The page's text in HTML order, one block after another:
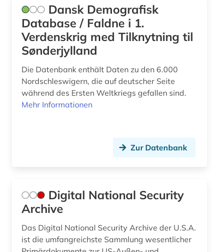
nordschleswig (1)
nürnberger prozess (1)
ornithologie (1)
philosophie (2)
postkoloniale studien (1)
primärquellen (1)
Dansk Demografisk
Database / Faldne i 1.
Verdenskrig med Tilknytning til
Sønderjylland
Die Datenbank enthält Daten zu den 6.000
Nordschleswigern, die auf deutscher Seite
während des Ersten Weltkriegs gefallen sind.
Mehr Informationen
Zur Datenbank
Digital National Security
Archive
Das Digital National Security Archive der U.S.A.
ist die umfangreichste Sammlung wesentlicher